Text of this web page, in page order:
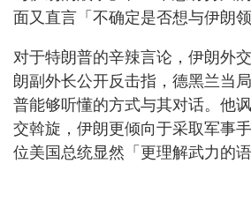
面又直言「不确定是否想与伊朗
对于特朗普的辛辣言论，伊朗外
朗副外长公开反击指，德黑兰当
普能够听懂的方式与其对话。他
交斡旋，伊朗更倾向于采取军事
位美国总统显然「更理解武力的语